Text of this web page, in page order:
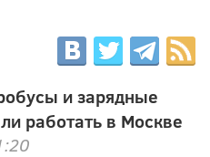
и зарядные
работать в Москве